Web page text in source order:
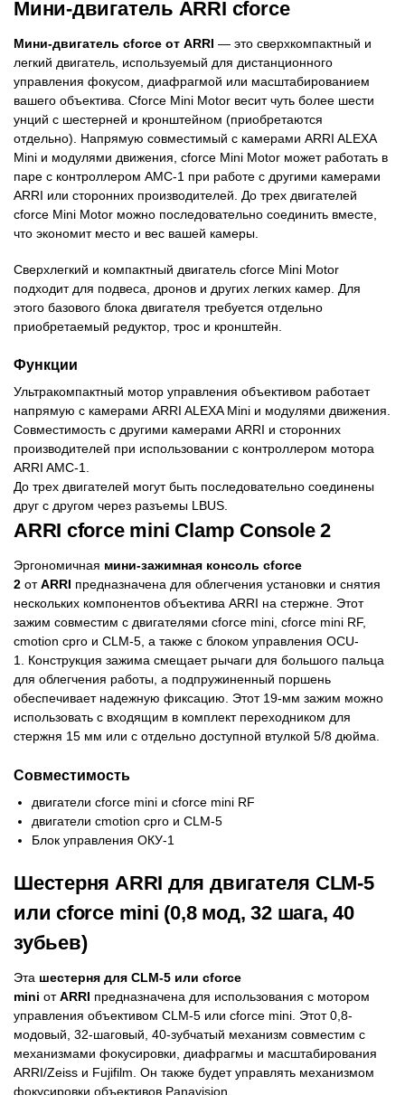
Мини-двигатель ARRI cforce
Мини-двигатель cforce от ARRI — это сверхкомпактный и
легкий двигатель, используемый для дистанционного
управления фокусом, диафрагмой или масштабированием
вашего объектива. Cforce Mini Motor весит чуть более шести
унций с шестерней и кронштейном (приобретаются
отдельно). Напрямую совместимый с камерами ARRI ALEXA
Mini и модулями движения, cforce Mini Motor может работать в
паре с контроллером AMC-1 при работе с другими камерами
ARRI или сторонних производителей. До трех двигателей
cforce Mini Motor можно последовательно соединить вместе,
что экономит место и вес вашей камеры.
Сверхлегкий и компактный двигатель cforce Mini Motor
подходит для подвеса, дронов и других легких камер. Для
этого базового блока двигателя требуется отдельно
приобретаемый редуктор, трос и кронштейн.
Функции
Ультракомпактный мотор управления объективом работает
напрямую с камерами ARRI ALEXA Mini и модулями движения.
Совместимость с другими камерами ARRI и сторонних
производителей при использовании с контроллером мотора
ARRI AMC-1.
До трех двигателей могут быть последовательно соединены
друг с другом через разъемы LBUS.
ARRI cforce mini Clamp Console 2
Эргономичная мини-зажимная консоль cforce
2 отARRI предназначена для облегчения установки и снятия
нескольких компонентов объектива ARRI на стержне. Этот
зажим совместим с двигателями cforce mini, cforce mini RF,
cmotion cpro и CLM-5, а также с блоком управления OCU-
1. Конструкция зажима смещает рычаги для большого пальца
для облегчения работы, а подпружиненный поршень
обеспечивает надежную фиксацию. Этот 19-мм зажим можно
использовать с входящим в комплект переходником для
стержня 15 мм или с отдельно доступной втулкой 5/8 дюйма.
Совместимость
двигатели cforce mini и cforce mini RF
двигатели cmotion cpro и CLM-5
Блок управления ОКУ-1
Шестерня ARRI для двигателя CLM-5
или cforce mini (0,8 мод, 32 шага, 40
зубьев)
Эта шестерня для CLM-5 или cforce
mini отARRI предназначена для использования с мотором
управления объективом CLM-5 или cforce mini. Этот 0,8-
модовый, 32-шаговый, 40-зубчатый механизм совместим с
механизмами фокусировки, диафрагмы и масштабирования
ARRI/Zeiss и Fujifilm. Он также будет управлять механизмом
фокусировки объективов Panavision.